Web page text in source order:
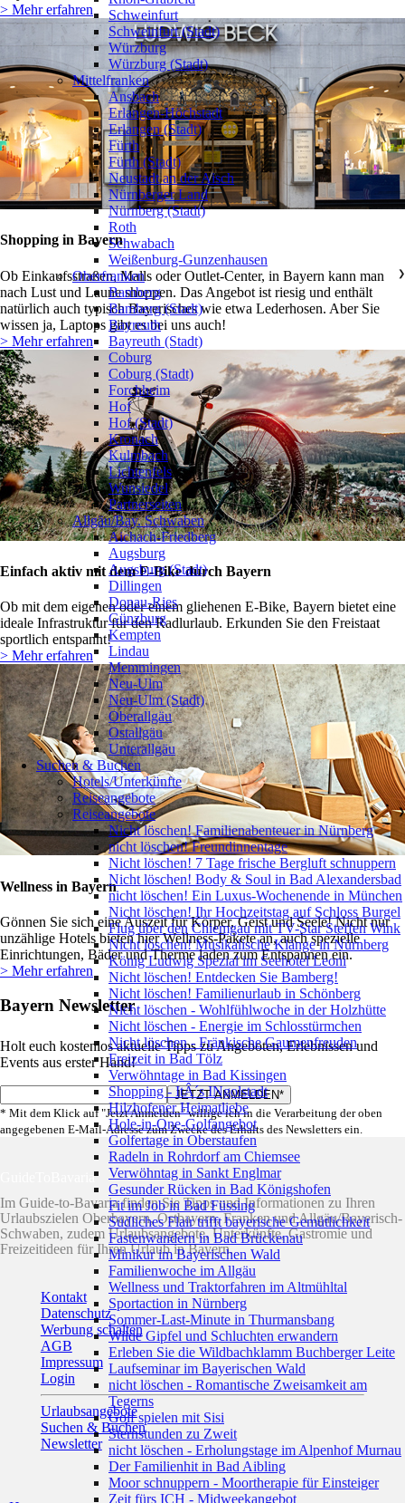
> Mehr erfahren
Shopping in Bayern
Ob Einkaufsstraßen, Malls oder Outlet-Center, in Bayern kann man
nach Lust und Laune shoppen. Das Angebot ist riesig und enthält
natürlich auch typisch Bayerisches wie etwa Lederhosen. Aber Sie
wissen ja, Laptops gibt es bei uns auch!
> Mehr erfahren
Einfach aktiv mit dem E-Bike durch Bayern
Ob mit dem eigenen oder einem gliehenen E-Bike, Bayern bietet eine
ideale Infrastruktur für den Radlurlaub. Erkunden Sie den Freistaat
sportlich entspannt!
> Mehr erfahren
Wellness in Bayern
Gönnen Sie sich eine Auszeit für Körper, Geist und Seele! Nicht nur
unzählige Hotels bieten hier Wellness-Pakete an, auch spezielle
Einrichtungen, Bäder und Therme laden zum Entspannen ein.
> Mehr erfahren
Bayern Newsletter
Holt euch kostenlos aktuelle Tipps zu Angeboten, Erlebnissen und
Events aus erster Hand!
* Mit dem Klick auf "Jetzt Anmelden" willige ich in die Verarbeitung der oben
angegebenen E-Mail-Adresse zum Zwecke des Erhalts des Newsletters ein.
GuideToBavaria
Im Guide-to-Bavaria finden Sie Tipps und Informationen zu Ihren
Urlaubszielen Oberbayern, Ostbayern, Franken und Allgäu/Bayerisch-
Schwaben, zudem Urlaubsangebote, Unterkünfte, Gastromie und
Freizeitideen für Ihren Urlaub in Bayern.
Kontakt
Datenschutz
Werbung schalten
AGB
Impressum
Login
Urlaubsangebote
Suchen & Buchen
Newsletter
Schweinfurt
Schweinfurt (Stadt)
Würzburg
Würzburg (Stadt)
Mittelfranken
❯
Ansbach
Erlangen-Höchstadt
Erlangen (Stadt)
Fürth
Fürth (Stadt)
Neustadt an der Aisch
Nürnberger Land
Nürnberg (Stadt)
Roth
Schwabach
Weißenburg-Gunzenhausen
Oberfranken
❯
Bamberg
Bamberg (Stadt)
Bayreuth
Bayreuth (Stadt)
Coburg
Coburg (Stadt)
Forchheim
Hof
Hof (Stadt)
Kronach
Kulmbach
Lichtenfels
Wunsiedel
Partnerseiten
Allgäu/Bay. Schwaben
❯
Aichach-Friedberg
Augsburg
Augsburg (Stadt)
Dillingen
Donau-Ries
Günzburg
Kempten
Lindau
Memmingen
Neu-Ulm
Neu-Ulm (Stadt)
Oberallgäu
Ostallgäu
Unterallgäu
Suchen & Buchen
Hotels/Unterkünfte
Reiseangebote
Reiseangebote
❯
Nicht löschen! Familienabenteuer in Nürnberg
nicht löschen! Freundinnentage
Nicht löschen! 7 Tage frische Bergluft schnuppern
Nicht löschen! Body & Soul in Bad Alexandersbad
nicht löschen! Ein Luxus-Wochenende in München
Nicht löschen! Ihr Hochzeitstag auf Schloss Burgel
Flug über den Chiemgau mit TV-Star Steffen Wink
Nicht löschen! Musikalische Klänge in Nürnberg
König Ludwig Spezial im Seehotel Leoni
Nicht löschen! Entdecken Sie Bamberg!
Nicht löschen! Familienurlaub in Schönberg
Nicht löschen - Wohlfühlwoche in der Holzhütte
Nicht löschen - Energie im Schlosstürmchen
Nicht löschen - Fränkische Gaumenfreuden
Freizeit in Bad Tölz
Verwöhntage in Bad Kissingen
Shopping - ItÂ´s INgolstadt
Hilzhofener Heimatliebe
Hole-in-One-Golfangebot
Golfertage in Oberstaufen
Radeln in Rohrdorf am Chiemsee
Verwöhntag in Sankt Englmar
Gesunder Rücken in Bad Königshofen
Fit im Job in Bad Füssing
Südliches Flair trifft bayerische Gemütlichkeit
Fastenwandern in Bad Brückenau
Minikur im Bayerischen Wald
Familienwoche im Allgäu
Wellness und Traktorfahren im Altmühltal
Sportaction in Nürnberg
Sommer-Last-Minute in Thurmansbang
Wilde Gipfel und Schluchten erwandern
Erleben Sie die Wildbachklamm Buchberger Leite
Laufseminar im Bayerischen Wald
nicht löschen - Romantische Zweisamkeit am
Tegerns
Golf spielen mit Sisi
Sternstunden zu Zweit
nicht löschen - Erholungstage im Alpenhof Murnau
Der Familienhit in Bad Aibling
Moor schnuppern - Moortherapie für Einsteiger
Zeit fürs ICH - Midweekangebot